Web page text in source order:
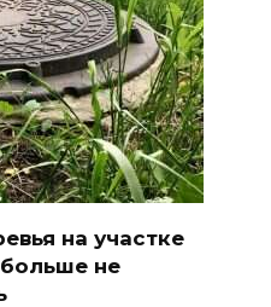
на участке
не